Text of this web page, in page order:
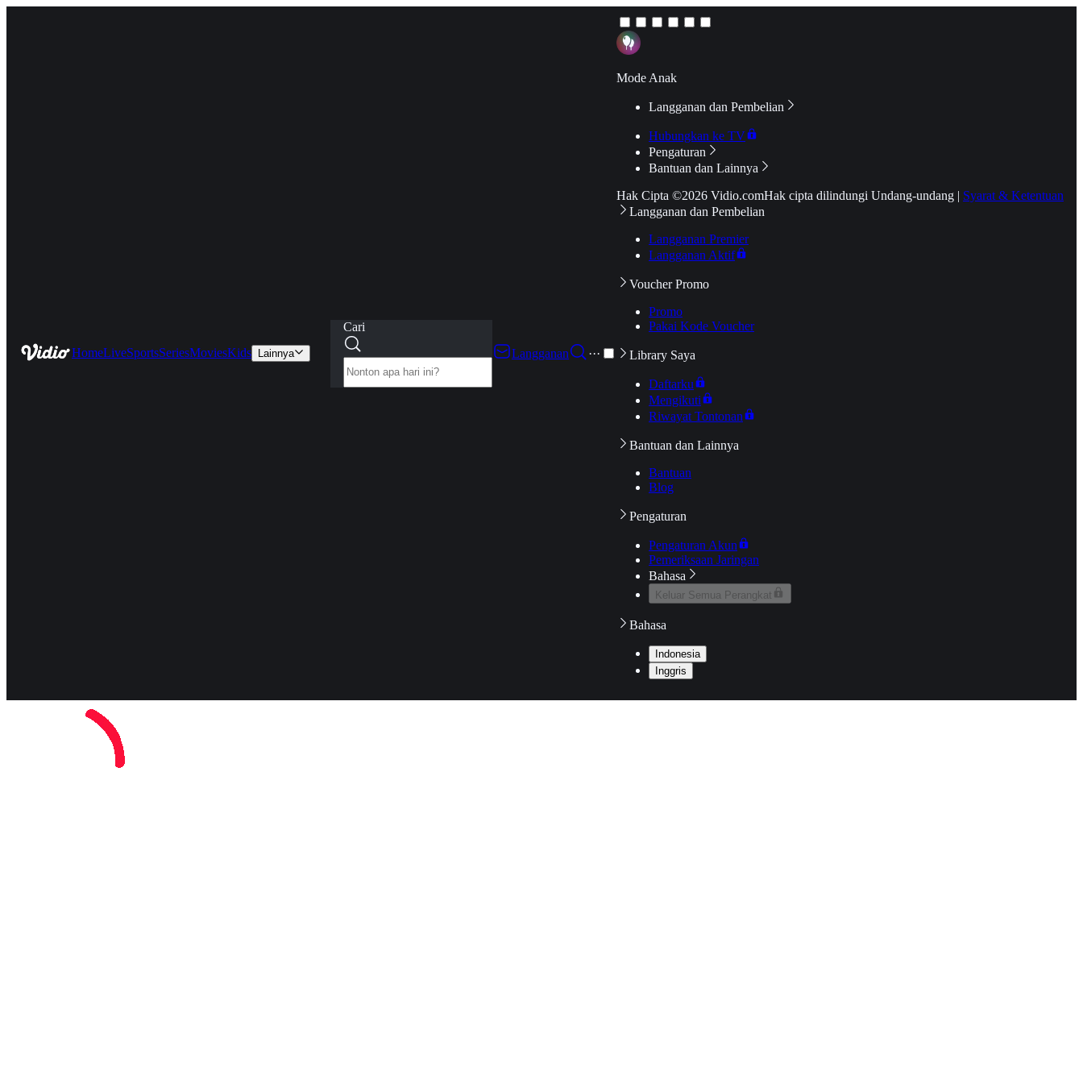
HomeLiveSportsSeriesMoviesKids Lainnya
Cari
Langganan
···
Mode Anak
Langganan dan Pembelian
Hubungkan ke TV
Pengaturan
Bantuan dan Lainnya
Hak Cipta ©2026 Vidio.comHak cipta dilindungi Undang-undang | Syarat & Ketentuan
Langganan dan Pembelian
Langganan Premier
Langganan Aktif
Voucher Promo
Promo
Pakai Kode Voucher
Library Saya
Daftarku
Mengikuti
Riwayat Tontonan
Bantuan dan Lainnya
Bantuan
Blog
Pengaturan
Pengaturan Akun
Pemeriksaan Jaringan
Bahasa
Keluar Semua Perangkat
Bahasa
Indonesia
Inggris